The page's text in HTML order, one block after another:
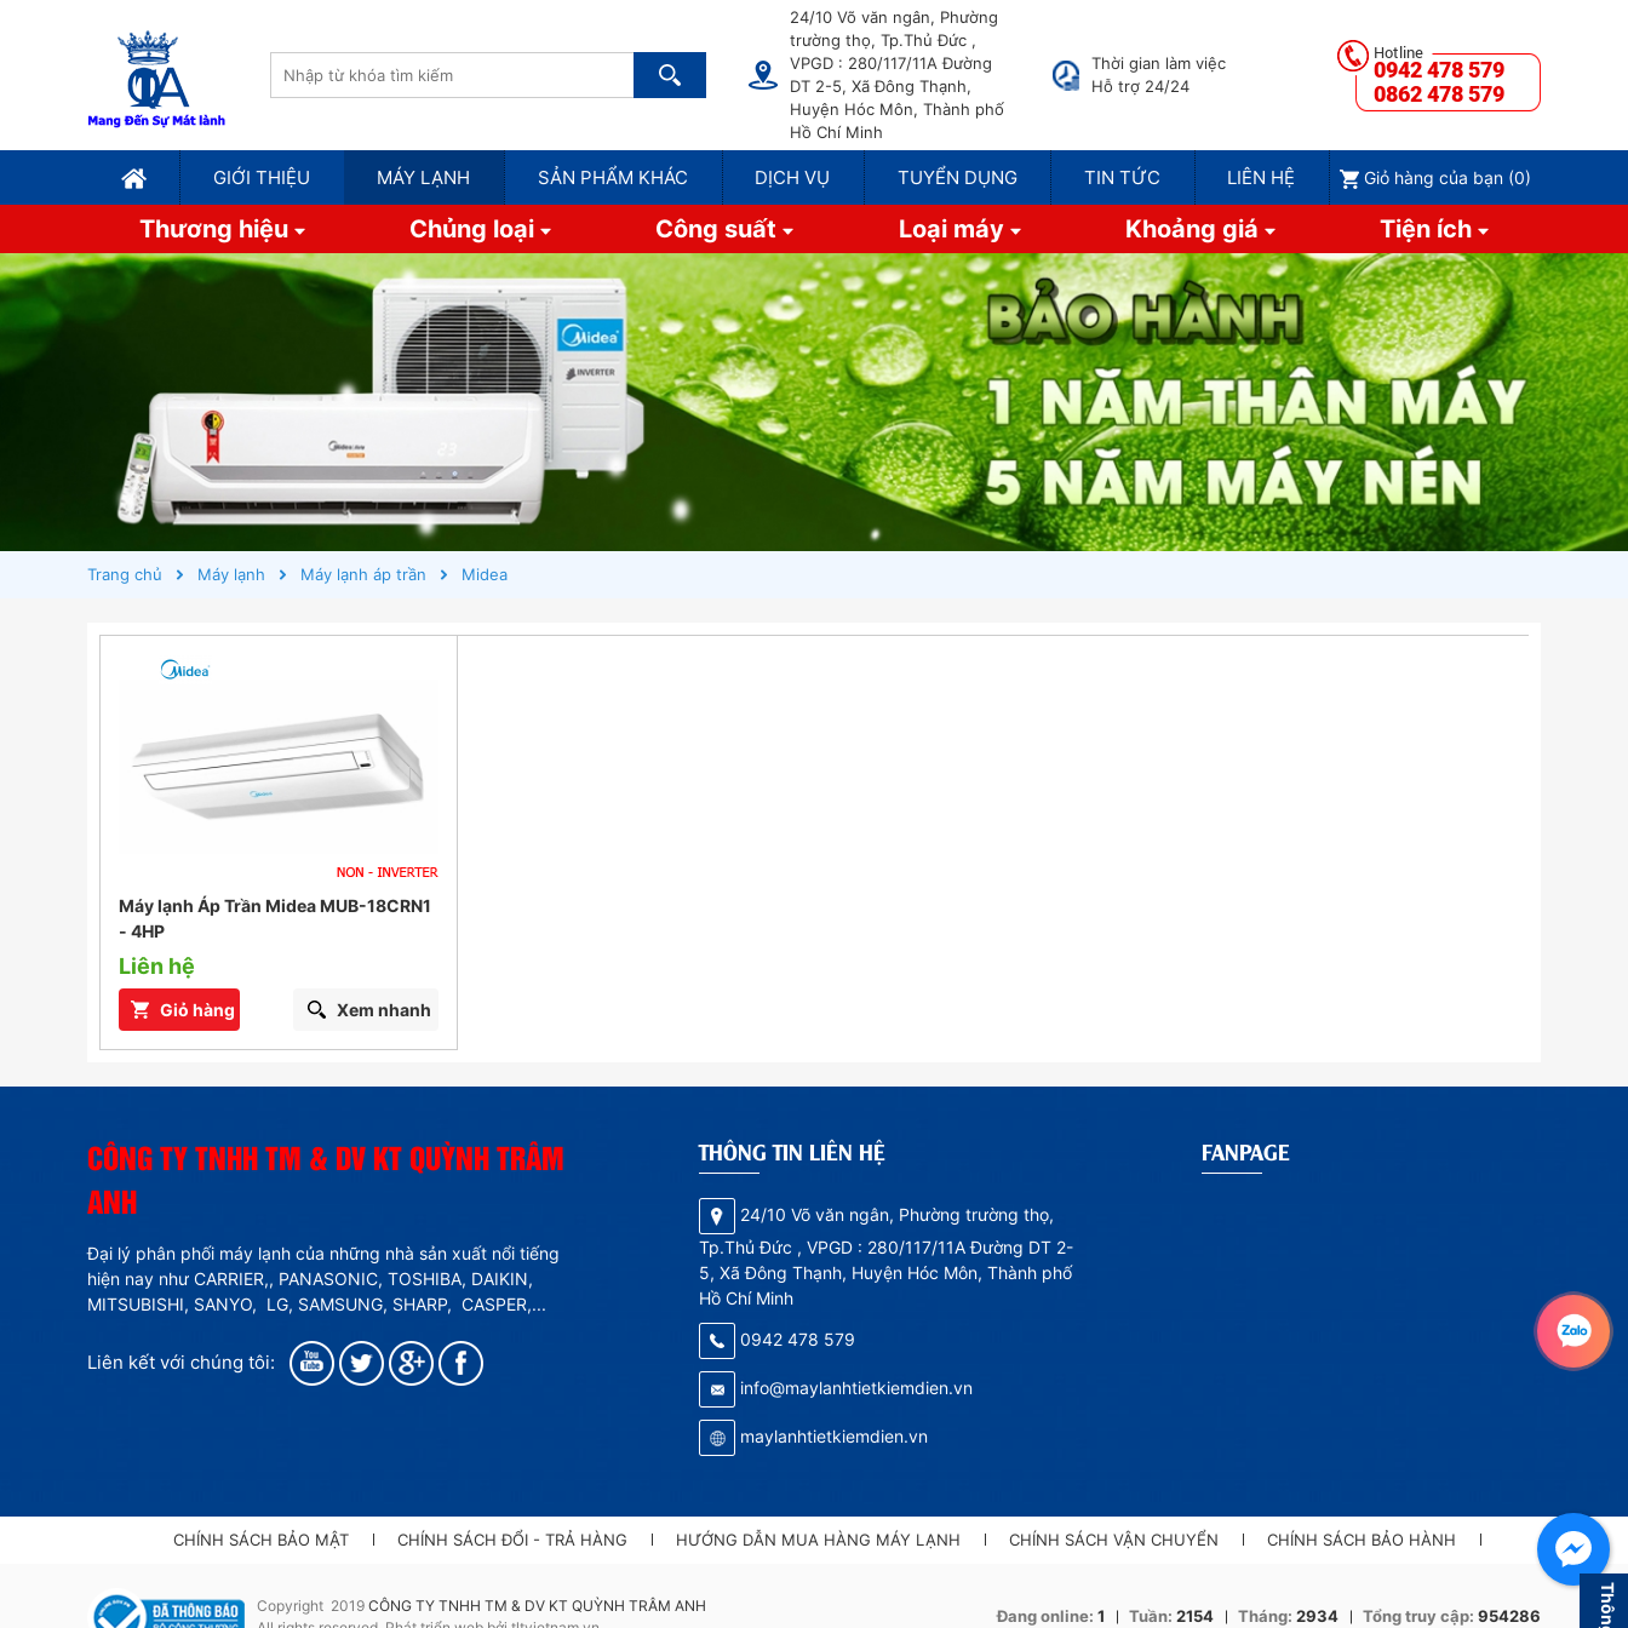
24/10 Võ văn ngân, Phường
trường thọ, Tp.Thủ Đức ,
VPGD : 280/117/11A Đường
DT 2-5, Xã Đông Thạnh,
Huyện Hóc Môn, Thành phố
Hồ Chí Minh
Thời gian làm việc
Hỗ trợ 24/24
0942 478 579
0862 478 579
GIỚI THIỆU MÁY LẠNH SẢN PHẨM KHÁC DỊCH VỤ TUYỂN DỤNG TIN TỨC LIÊN HỆ Giỏ hàng của bạn (0)
Thương hiệu Chủng loại Công suất Loại máy Khoảng giá Tiện ích
Trang chủ Máy lạnh Máy lạnh áp trần Midea
Máy lạnh Áp Trần Midea MUB-18CRN1
- 4HP
Liên hệ
Giỏ hàng Xem nhanh
CÔNG TY TNHH TM & DV KT QUỲNH TRÂM
ANH
Đại lý phân phối máy lạnh của những nhà sản xuất nổi tiếng
hiện nay như CARRIER,, PANASONIC, TOSHIBA, DAIKIN,
MITSUBISHI, SANYO, LG, SAMSUNG, SHARP, CASPER,...
Liên kết với chúng tôi:
THÔNG TIN LIÊN HỆ
24/10 Võ văn ngân, Phường trường thọ,
Tp.Thủ Đức , VPGD : 280/117/11A Đường DT 2-
5, Xã Đông Thạnh, Huyện Hóc Môn, Thành phố
Hồ Chí Minh
0942 478 579
info@maylanhtietkiemdien.vn
maylanhtietkiemdien.vn
FANPAGE
CHÍNH SÁCH BẢO MẬT CHÍNH SÁCH ĐỔI - TRẢ HÀNG HƯỚNG DẪN MUA HÀNG MÁY LẠNH CHÍNH SÁCH VẬN CHUYỂN CHÍNH SÁCH BẢO HÀNH
Copyright 2019 CÔNG TY TNHH TM & DV KT QUỲNH TRÂM ANH
Đang online: 1 Tuần: 2154 Tháng: 2934 Tổng truy cập: 954286